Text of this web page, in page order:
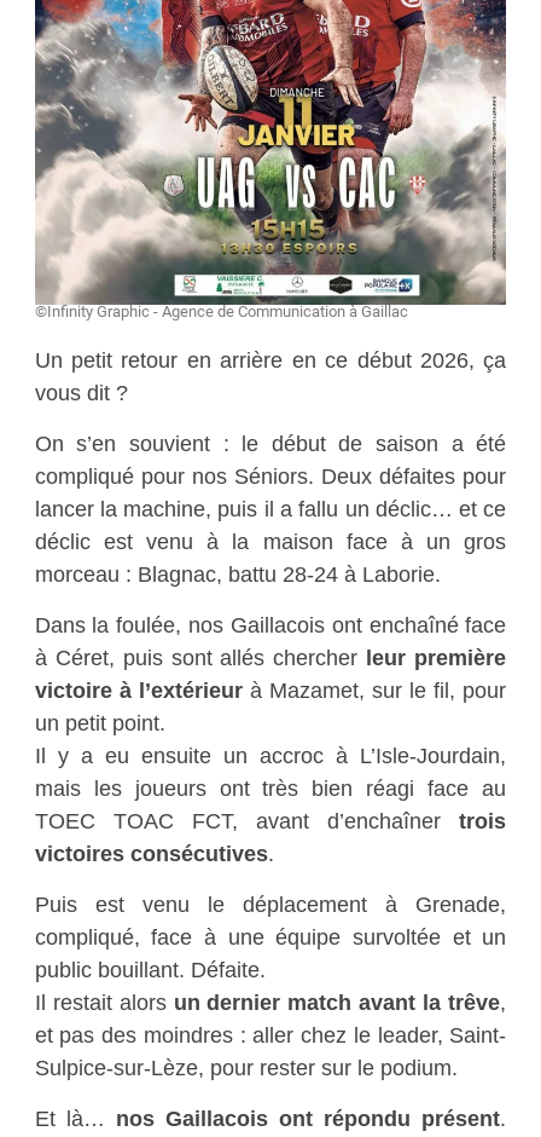
©Infinity Graphic - Agence de Communication à Gaillac
Un petit retour en arrière en ce début 2026, ça
vous dit ?
On s’en souvient : le début de saison a été
compliqué pour nos Séniors. Deux défaites pour
lancer la machine, puis il a fallu un déclic… et ce
déclic est venu à la maison face à un gros
morceau : Blagnac, battu 28-24 à Laborie.
Dans la foulée, nos Gaillacois ont enchaîné face
à Céret, puis sont allés chercher leur première
victoire à l’extérieur à Mazamet, sur le fil, pour
un petit point.
Il y a eu ensuite un accroc à L’Isle-Jourdain,
mais les joueurs ont très bien réagi face au
TOEC TOAC FCT, avant d’enchaînertrois
victoires consécutives.
Puis est venu le déplacement à Grenade,
compliqué, face à une équipe survoltée et un
public bouillant. Défaite.
Il restait alors un dernier match avant la trêve,
et pas des moindres : aller chez le leader, Saint-
Sulpice-sur-Lèze, pour rester sur le podium.
Et là… nos Gaillacois ont répondu présent.